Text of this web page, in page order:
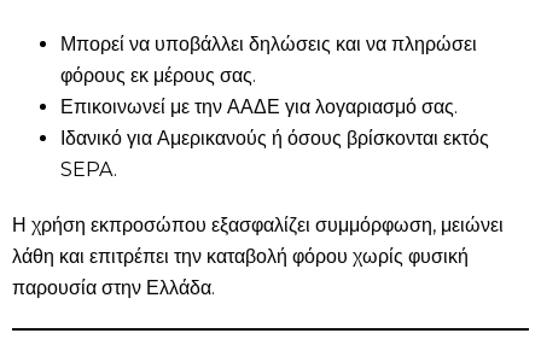
Μπορεί να υποβάλλει δηλώσεις και να πληρώσει
φόρους εκ μέρους σας.
Επικοινωνεί με την ΑΑΔΕ για λογαριασμό σας.
Ιδανικό για Αμερικανούς ή όσους βρίσκονται εκτός
SEPA.
Η χρήση εκπροσώπου εξασφαλίζει συμμόρφωση, μειώνει
λάθη και επιτρέπει την καταβολή φόρου χωρίς φυσική
παρουσία στην Ελλάδα.